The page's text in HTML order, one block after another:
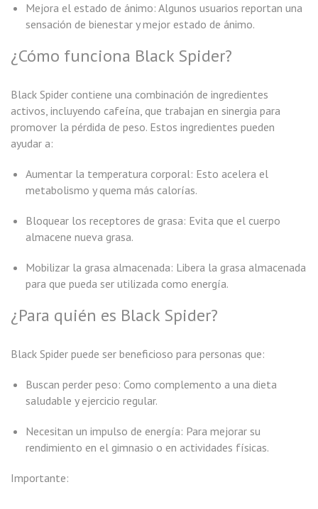
Mejora el estado de ánimo: Algunos usuarios reportan una
sensación de bienestar y mejor estado de ánimo.
¿Cómo funciona Black Spider?
Black Spider contiene una combinación de ingredientes
activos, incluyendo cafeína, que trabajan en sinergia para
promover la pérdida de peso. Estos ingredientes pueden
ayudar a:
Aumentar la temperatura corporal: Esto acelera el
metabolismo y quema más calorías.
Bloquear los receptores de grasa: Evita que el cuerpo
almacene nueva grasa.
Mobilizar la grasa almacenada: Libera la grasa almacenada
para que pueda ser utilizada como energía.
¿Para quién es Black Spider?
Black Spider puede ser beneficioso para personas que:
Buscan perder peso: Como complemento a una dieta
saludable y ejercicio regular.
Necesitan un impulso de energía: Para mejorar su
rendimiento en el gimnasio o en actividades físicas.
Importante: